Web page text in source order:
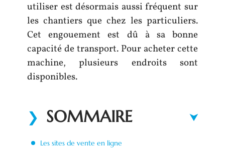
utiliser est désormais aussi fréquent sur
les chantiers que chez les particuliers.
Cet engouement est dû à sa bonne
capacité de transport. Pour acheter cette
machine, plusieurs endroits sont
disponibles.
SOMMAIRE
Les sites de vente en ligne